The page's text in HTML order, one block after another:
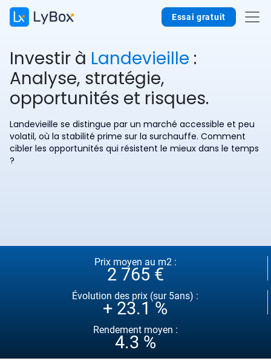
Essai gratuit
Investir à Landevieille :
Analyse, stratégie,
opportunités et risques.
Landevieille se distingue par un marché accessible et peu
volatil, où la stabilité prime sur la surchauffe. Comment
cibler les opportunités qui résistent le mieux dans le temps
?
Prix moyen au m2 :
2 765 €
Évolution des prix (sur 5ans) :
+ 23.1 %
Rendement moyen :
4.3 %